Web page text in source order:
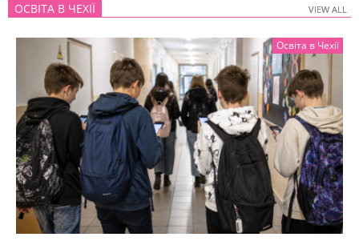
ОСВІТА В ЧЕХІЇ VIEW ALL
Освіта в Чехії
VIEW ALL